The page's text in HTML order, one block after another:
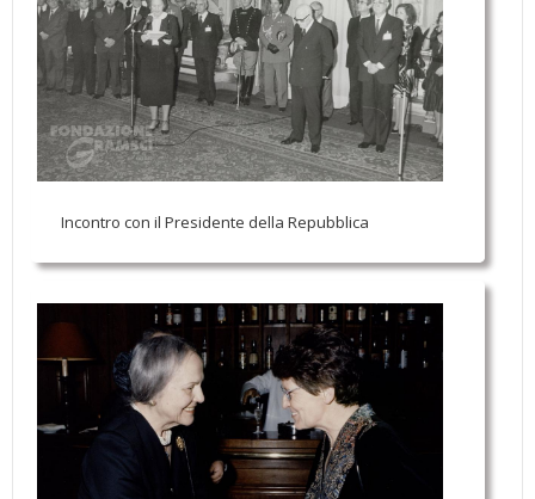
Incontro con il Presidente della Repubblica